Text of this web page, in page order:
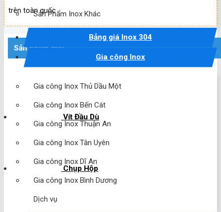
Sản Phẩm Inox Khác
Bảng giá Inox 304
Gia công Inox
Gia công Inox Thủ Dầu Một
Gia công Inox Bến Cát
Gia công Inox Thuận An
Gia công Inox Tân Uyên
Gia công Inox Dĩ An
Gia công Inox Bình Dương
Dịch vụ
trên toàn quốc
Sản phẩm mới
Vít Đầu Dù
Chụp Hộp